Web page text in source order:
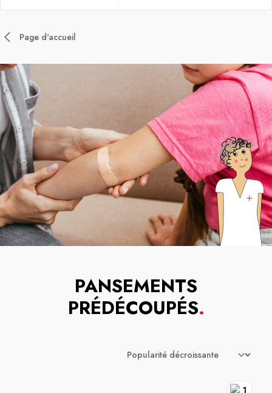
Page d'accueil
PANSEMENTS
PRÉDÉCOUPÉS.